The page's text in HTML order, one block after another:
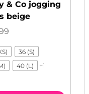
& Co jogging
beige
36 (S)
40 (L) +1